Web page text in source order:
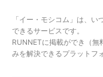
「イー・モシコム」は、
できるサービスです。
RUNNETに掲載ができ（無
みを解決できるプラットフ